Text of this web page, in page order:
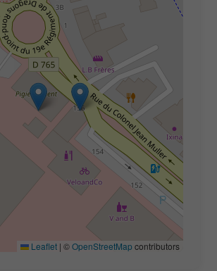
Leaflet | ©OpenStreetMapcontributors